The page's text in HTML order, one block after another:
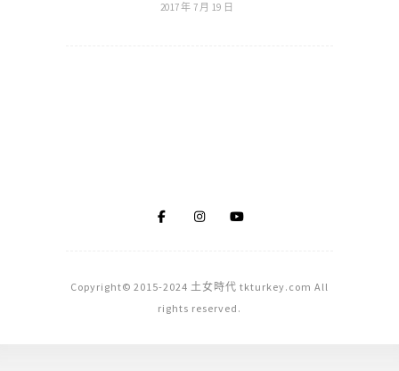
2017 年 7 月 19 日
Copyright© 2015-2024 土女時代 tkturkey.com All
rights reserved.